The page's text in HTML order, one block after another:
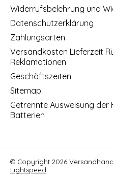
Widerrufsbelehrung und
Datenschutzerklärung
Zahlungsarten
Versandkosten Lieferzeit
Reklamationen
Geschäftszeiten
Sitemap
Getrennte Ausweisung
Batterien
© Copyright 2026
Lightspeed